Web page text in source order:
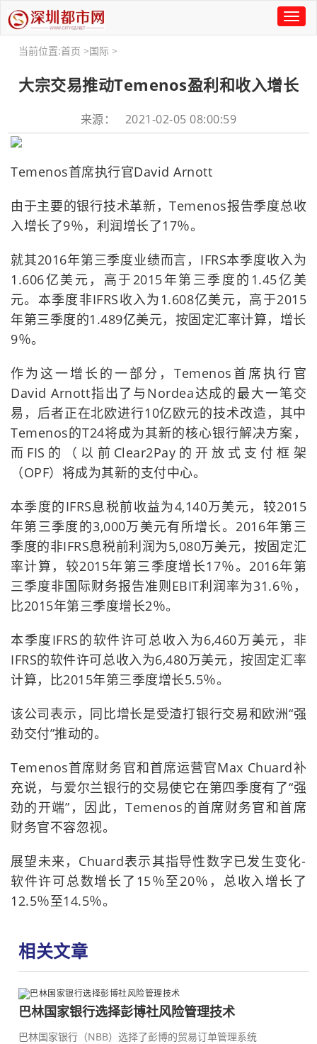
Toggle
当前位置:首页 >国际 >
大宗交易推动Temenos盈利和收入增长
来源： 2021-02-05 08:00:59
Temenos首席执行官David Arnott
由于主要的银行技术革新，Temenos报告季度总收
入增长了9％，利润增长了17％。
就其2016年第三季度业绩而言，IFRS本季度收入为
1.606亿美元，高于2015年第三季度的1.45亿美
元。本季度非IFRS收入为1.608亿美元，高于2015
年第三季度的1.489亿美元，按固定汇率计算，增长
9％。
作为这一增长的一部分，Temenos首席执行官
David Arnott指出了与Nordea达成的最大一笔交
易，后者正在北欧进行10亿欧元的技术改造，其中
Temenos的T24将成为其新的核心银行解决方案，
而FIS的（以前Clear2Pay的开放式支付框架
（OPF）将成为其新的支付中心。
本季度的IFRS息税前收益为4,140万美元，较2015
年第三季度的3,000万美元有所增长。2016年第三
季度的非IFRS息税前利润为5,080万美元，按固定汇
率计算，较2015年第三季度增长17％。2016年第
三季度非国际财务报告准则EBIT利润率为31.6％，
比2015年第三季度增长2％。
本季度IFRS的软件许可总收入为6,460万美元，非
IFRS的软件许可总收入为6,480万美元，按固定汇率
计算，比2015年第三季度增长5.5％。
该公司表示，同比增长是受渣打银行交易和欧洲“强
劲交付”推动的。
Temenos首席财务官和首席运营官Max Chuard补
充说，与爱尔兰银行的交易使它在第四季度有了“强
劲的开端”，因此，Temenos的首席财务官和首席
财务官不容忽视。
展望未来，Chuard表示其指导性数字已发生变化-
软件许可总数增长了15％至20％，总收入增长了
12.5％至14.5％。
相关文章
巴林国家银行选择彭博社风险管理技术
巴林国家银行（NBB）选择了彭博的贸易订单管理系统